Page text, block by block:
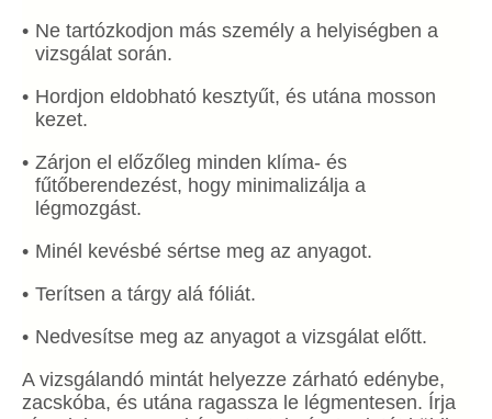
Ne tartózkodjon más személy a helyiségben a
vizsgálat során.
Hordjon eldobható kesztyűt, és utána mosson
kezet.
Zárjon el előzőleg minden klíma- és
fűtőberendezést, hogy minimalizálja a
légmozgást.
Minél kevésbé sértse meg az anyagot.
Terítsen a tárgy alá fóliát.
Nedvesítse meg az anyagot a vizsgálat előtt.
A vizsgálandó mintát helyezze zárható edénybe,
zacskóba, és utána ragassza le légmentesen. Írja